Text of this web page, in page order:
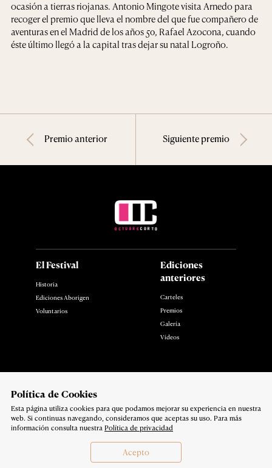
Polí­tica de Cookies
Esta página utiliza cookies para que podamos mejorar su experiencia en nuestra
web. Si continuas navegando, consideramos que aceptas su uso. Para más
información consulta nuestra Política de privacidad
Acepto
ocasión a tierras riojanas. Antonio Mingote visita Arnedo para
recoger el premio que lleva el nombre del que fue compañero de
aventuras en el Madrid de los años 50, Rafael Azocona, cuando
éste último llegó a la capital tras dejar su natal Logroño.
Premio anterior Siguiente premio
El Festival
Historia
Ediciones Aborigen
Voluntarios
Ediciones
anteriores
Carteles
Premios
Galería
Vídeos
Política de privacidad
Copyright 2026
Síguenos en: